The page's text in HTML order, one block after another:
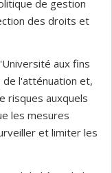
de gestion
des droits et
aux fins
de l'atténuation et,
risques auxquels
les mesures
et limiter les